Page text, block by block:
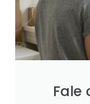
Fale